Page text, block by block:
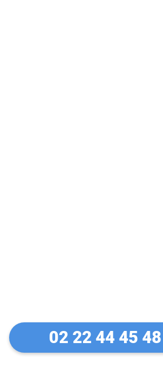
02 22 44 45 48